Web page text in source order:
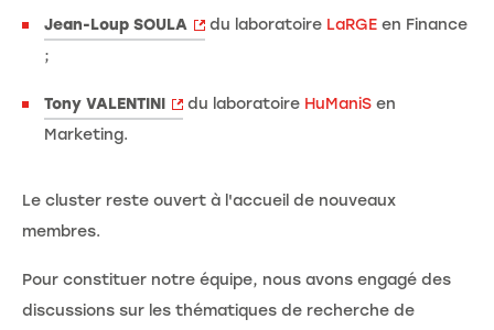
Jean-Loup SOULA du laboratoire LaRGEen Finance
;
Tony VALENTINI du laboratoire HuManiSen
Marketing.
Le cluster reste ouvert à l'accueil de nouveaux
membres.
Pour constituer notre équipe, nous avons engagé des
discussions sur les thématiques de recherche de